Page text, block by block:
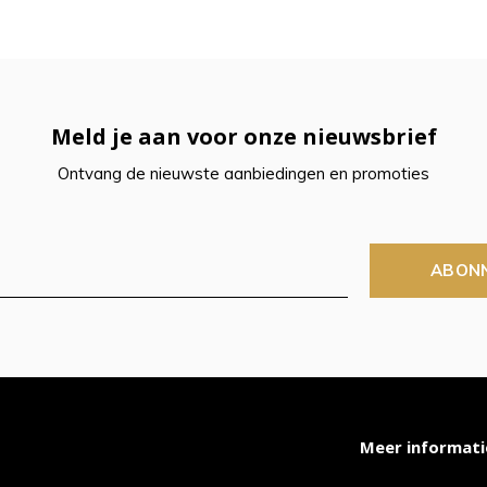
Meld je aan voor onze nieuwsbrief
Ontvang de nieuwste aanbiedingen en promoties
Meer